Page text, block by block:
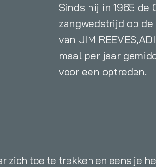
Sinds hij in 1965 de
zangwedstrijd op
van JIM
maal per jaar
voor een optreden.
zich toe te trekken en eens je